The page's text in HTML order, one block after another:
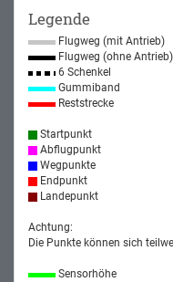
Legende
Flugweg (mit Antrieb)
Flugweg (ohne Antrieb)
6 Schenkel
Gummiband
Reststrecke
Startpunkt
Abflugpunkt
Wegpunkte
Endpunkt
Landepunkt
Achtung:
Die Punkte können sich
Sensorhöhe